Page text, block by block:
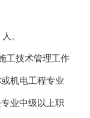
。
工技术管理工作
机电工程专业
业中级以上职